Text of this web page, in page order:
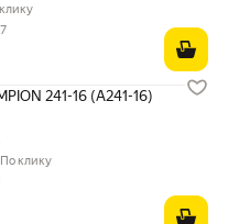
241-16 (А241-16)
Пэй 66126 ₽ вместо
По клику